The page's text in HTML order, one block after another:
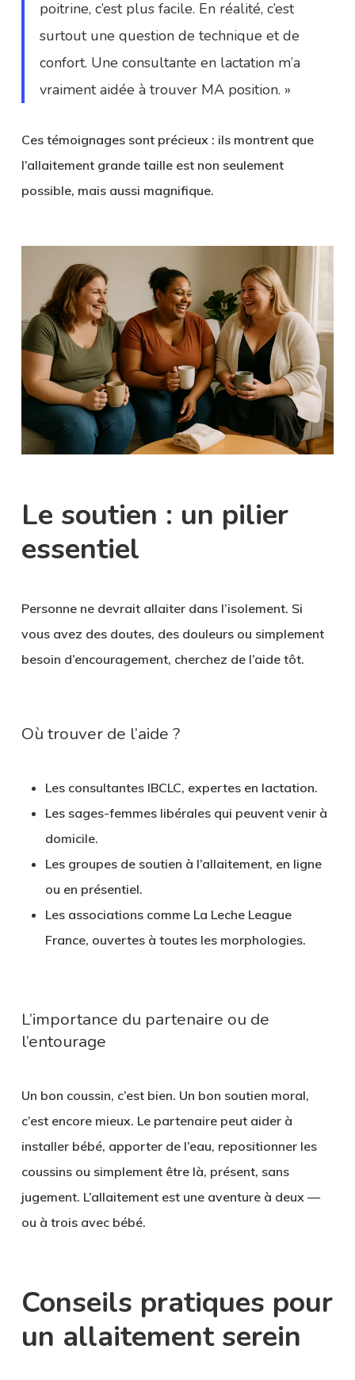
poitrine, c’est plus facile. En réalité, c’est
surtout une question de technique et de
confort. Une consultante en lactation m’a
vraiment aidée à trouver MA position. »
Ces témoignages sont précieux : ils montrent que
l’allaitement grande taille est non seulement
possible, mais aussi magnifique.
Le soutien : un pilier
essentiel
Personne ne devrait allaiter dans l’isolement. Si
vous avez des doutes, des douleurs ou simplement
besoin d’encouragement, cherchez de l’aide tôt.
Où trouver de l’aide ?
Les consultantes IBCLC, expertes en lactation.
Les sages-femmes libéralesqui peuvent venir à
domicile.
Les groupes de soutien à l’allaitement, en ligne
ou en présentiel.
Les associations comme La Leche League
France, ouvertes à toutes les morphologies.
L’importance du partenaire ou de
l’entourage
Un bon coussin, c’est bien. Un bon soutien moral,
c’est encore mieux. Le partenaire peut aider à
installer bébé, apporter de l’eau, repositionner les
coussins ou simplement être là, présent, sans
jugement. L’allaitement est une aventure à deux —
ou à trois avec bébé.
Conseils pratiques pour
un allaitement serein